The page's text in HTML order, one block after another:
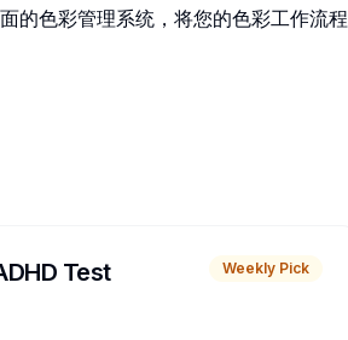
的色彩管理系统，将您的色彩工作流程
Test Weekly Pick